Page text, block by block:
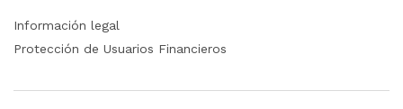
Información legal
Protección de Usuarios Financieros